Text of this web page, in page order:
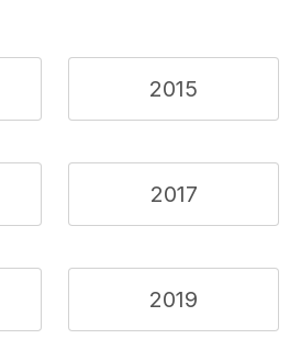
2015
2017
2019